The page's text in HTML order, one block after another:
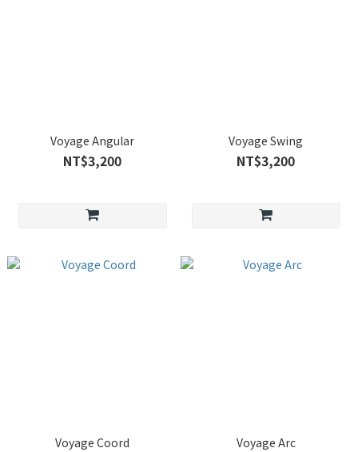
Voyage Angular
NT$3,200
Voyage Swing
NT$3,200
Voyage Coord Voyage Arc